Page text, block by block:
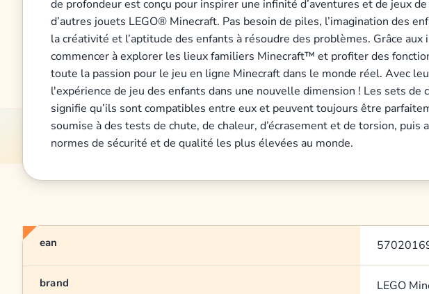
de profondeur est conçu pour inspirer une infinité d’aventures et de jeux
d’autres jouets LEGO® Minecraft. Pas besoin de piles, l’imagination des
la créativité et l’aptitude des enfants à résoudre des problèmes. Grâce
commencer à explorer les lieux familiers Minecraft™ et profiter des
toute la passion pour le jeu en ligne Minecraft dans le monde réel. Avec
l'expérience de jeu des enfants dans une nouvelle dimension ! Les sets
signifie qu’ils sont compatibles entre eux et peuvent toujours être
soumise à des tests de chute, de chaleur, d’écrasement et de torsion,
normes de sécurité et de qualité les plus élevées au monde.
ean
brand LEGO